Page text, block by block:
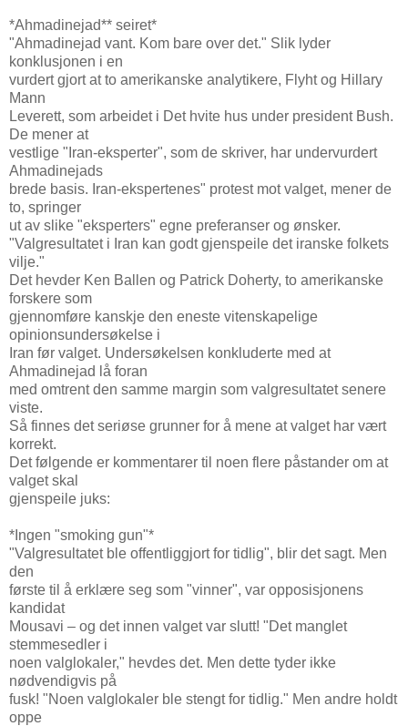
*Ahmadinejad** seiret*
"Ahmadinejad vant. Kom bare over det." Slik lyder
konklusjonen i en
vurdert gjort at to amerikanske analytikere, Flyht og Hillary
Mann
Leverett, som arbeidet i Det hvite hus under president Bush.
De mener at
vestlige "Iran-eksperter", som de skriver, har undervurdert
Ahmadinejads
brede basis. Iran-ekspertenes" protest mot valget, mener de
to, springer
ut av slike "eksperters" egne preferanser og ønsker.
"Valgresultatet i Iran kan godt gjenspeile det iranske folkets
vilje."
Det hevder Ken Ballen og Patrick Doherty, to amerikanske
forskere som
gjennomføre kanskje den eneste vitenskapelige
opinionsundersøkelse i
Iran før valget. Undersøkelsen konkluderte med at
Ahmadinejad lå foran
med omtrent den samme margin som valgresultatet senere
viste.
Så finnes det seriøse grunner for å mene at valget har vært
korrekt.
Det følgende er kommentarer til noen flere påstander om at
valget skal
gjenspeile juks:
*Ingen "smoking gun"*
"Valgresultatet ble offentliggjort for tidlig", blir det sagt. Men
den
første til å erklære seg som "vinner", var opposisjonens
kandidat
Mousavi – og det innen valget var slutt! "Det manglet
stemmesedler i
noen valglokaler," hevdes det. Men dette tyder ikke
nødvendigvis på
fusk! "Noen valglokaler ble stengt for tidlig." Men andre holdt
oppe